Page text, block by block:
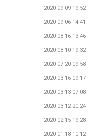
2020-09-09 19:52
2020-09-06 14:41
2020-08-16 13:46
2020-08-10 19:32
2020-07-20 09:58
2020-03-16 09:17
2020-03-13 07:08
2020-03-12 20:24
2020-02-15 19:28
2020-01-18 10:12